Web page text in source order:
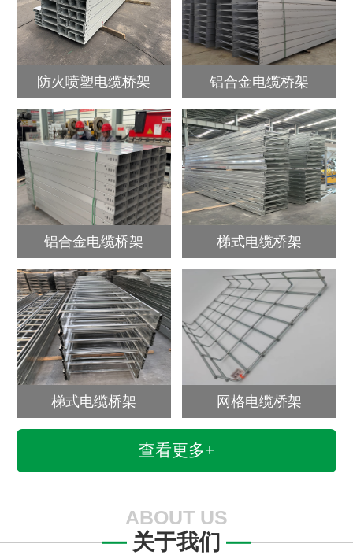
防火喷塑电缆桥架 铝合金电缆桥架
铝合金电缆桥架 梯式电缆桥架
梯式电缆桥架 网格电缆桥架
查看更多+
ABOUT US
关于我们